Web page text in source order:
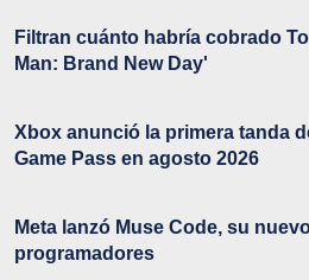
Filtran cuánto habría cobrado
Man: Brand New Day'
Xbox anunció la primera tanda
Game Pass en agosto 2026
Meta lanzó Muse Code, su
programadores